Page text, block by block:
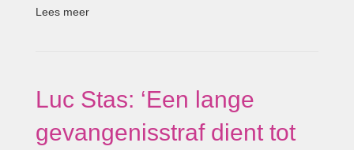
Lees meer
Luc Stas: ‘Een lange
gevangenisstraf dient tot